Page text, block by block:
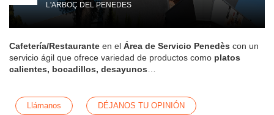
L'ARBOÇ DEL PENEDES
Cafetería/Restaurante en el Área de Servicio Penedès con un
servicio ágil que ofrece variedad de productos como platos
calientes, bocadillos, desayunos
Llámanos DÉJANOS TU OPINIÓN